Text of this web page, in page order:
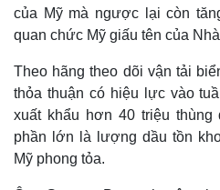
của Mỹ mà ngược lại còn
quan chức Mỹ giấu tên của
Theo hãng theo dõi vận tải
thỏa thuận có hiệu lực vào
xuất khẩu hơn 40 triệu
phần lớn là lượng dầu tồn
Mỹ phong tỏa.